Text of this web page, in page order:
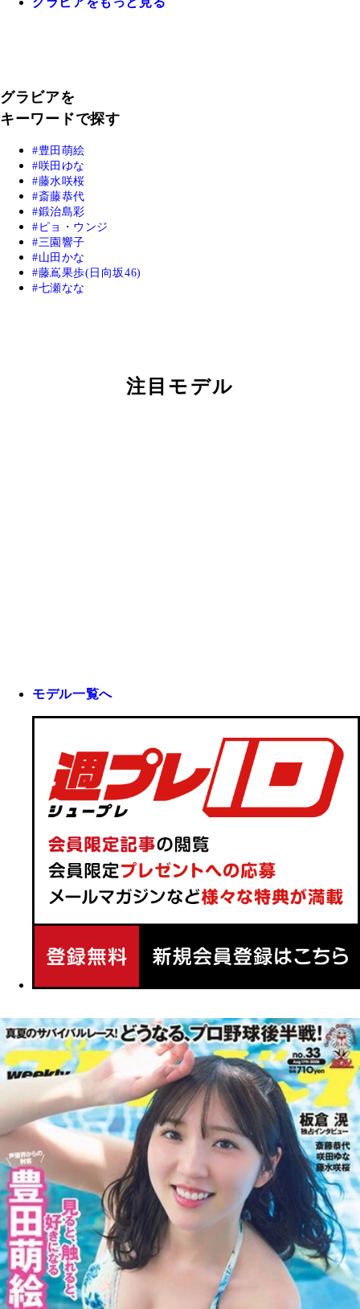
グラビアを
キーワードで探す
豊田萌絵
咲田ゆな
藤水咲桜
斎藤恭代
鍛治島彩
ピョ・ウンジ
三園響子
山田かな
藤嶌果歩(日向坂46)
七瀬なな
注目モデル
モデル一覧へ